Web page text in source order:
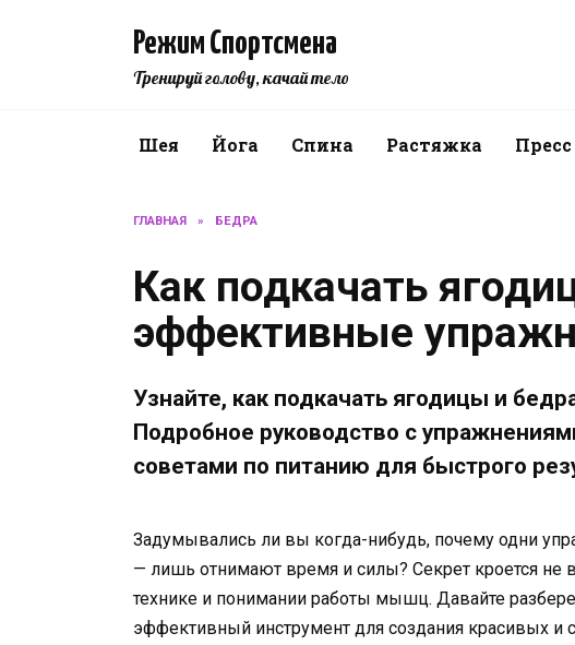
Режим Спортсмена
Тренируй голову, качай тело
Шея Йога Спина Растяжка Пресс
ГЛАВНАЯ » БЕДРА
Как подкачать
эффективные
Узнайте, как подкачать ягодицы и
Подробное руководство с
советами по питанию для быстрого
Задумывались ли вы когда-нибудь, почему одни
— лишь отнимают время и силы? Секрет кроется не
технике и понимании работы мышц. Давайте
эффективный инструмент для создания красивых и